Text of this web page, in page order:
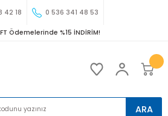
42 18 0 536 341 48 53
Ödemelerinde %15 İNDİRİM!
ARA